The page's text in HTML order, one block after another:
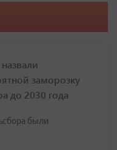
заморозку
до 2030 года
были